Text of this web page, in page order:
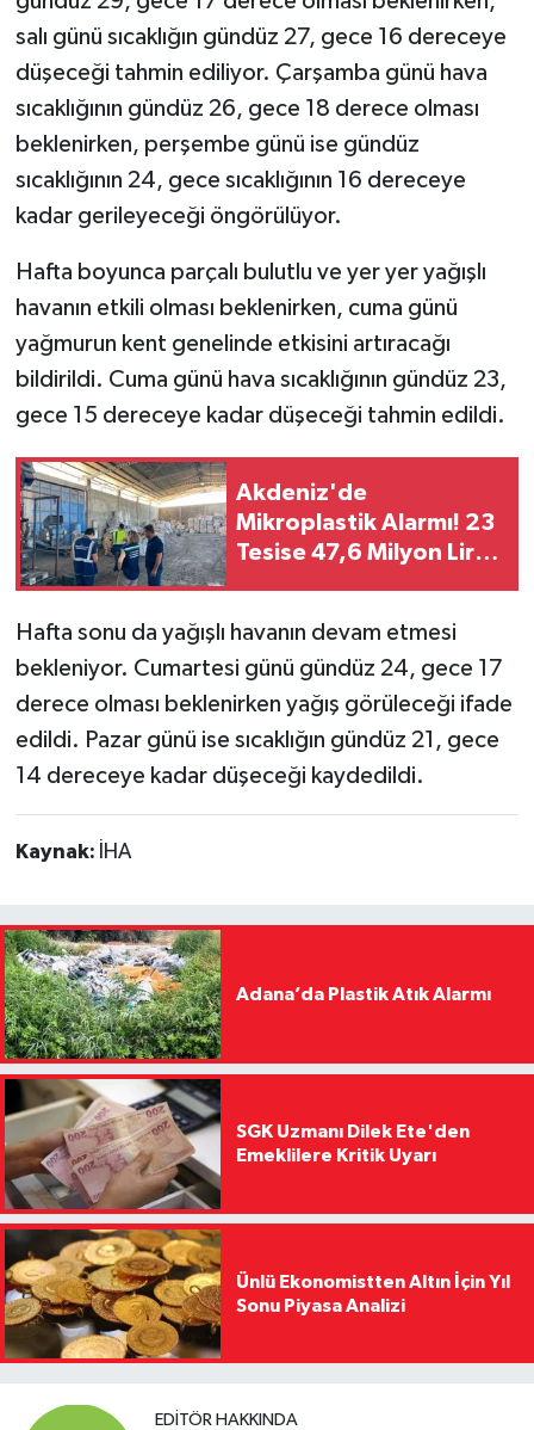
salı günü sıcaklığın gündüz 27, gece 16 dereceye
düşeceği tahmin ediliyor. Çarşamba günü hava
sıcaklığının gündüz 26, gece 18 derece olması
beklenirken, perşembe günü ise gündüz
sıcaklığının 24, gece sıcaklığının 16 dereceye
kadar gerileyeceği öngörülüyor.
Hafta boyunca parçalı bulutlu ve yer yer yağışlı
havanın etkili olması beklenirken, cuma günü
yağmurun kent genelinde etkisini artıracağı
bildirildi. Cuma günü hava sıcaklığının gündüz 23,
gece 15 dereceye kadar düşeceği tahmin edildi.
Akdeniz'de
Mikroplastik Alarmı! 23
Tesise 47,6 Milyon Lira
Hafta sonu da yağışlı havanın devam etmesi
bekleniyor. Cumartesi günü gündüz 24, gece 17
derece olması beklenirken yağış görüleceği ifade
edildi. Pazar günü ise sıcaklığın gündüz 21, gece
14 dereceye kadar düşeceği kaydedildi.
Kaynak: İHA
Adana’da Plastik Atık Alarmı
SGK Uzmanı Dilek Ete'den
Emeklilere Kritik Uyarı
Ünlü Ekonomistten Altın İçin Yıl
Sonu Piyasa Analizi
EDITÖR HAKKINDA